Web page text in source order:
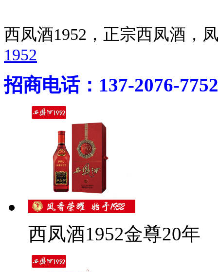
西凤酒1952，正宗西凤酒
1952
招商电话：137-2076-7752
西凤酒1952金尊20年